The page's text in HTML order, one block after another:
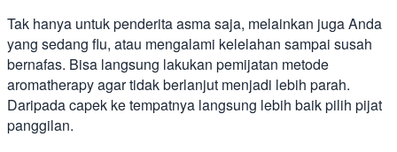
Tak hanya untuk penderita asma saja, melainkan juga Anda
yang sedang flu, atau mengalami kelelahan sampai susah
bernafas. Bisa langsung lakukan pemijatan metode
aromatherapy agar tidak berlanjut menjadi lebih parah.
Daripada capek ke tempatnya langsung lebih baik pilih pijat
panggilan.